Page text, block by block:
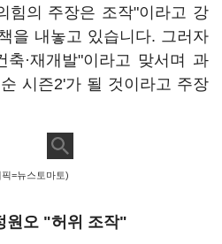
힘의 주장은 조작"이라고 강
을 내놓고 있습니다. 그러자
·재개발"이라고 맞서며 과
시즌2'가 될 것이라고 주장
=뉴스토마토)
원오 "허위 조작"